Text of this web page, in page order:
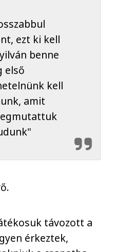
ezt ki kell
benne
első
kell
amit
távozott a
érkeztek,